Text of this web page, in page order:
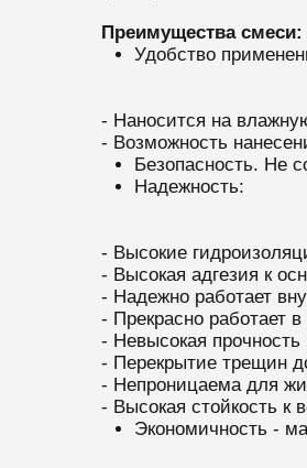
Преимущества смеси:
Удобство
- Наносится на
- Возможность
Безопасность. Не
Надежность:
- Высокие
- Высокая адгезия к
- Надежно работает
- Прекрасно работает
- Невысокая
- Перекрытие трещин
- Непроницаема для
- Высокая стойкость к
Экономичность -